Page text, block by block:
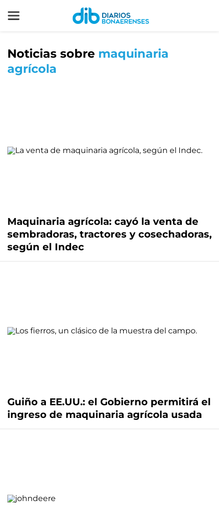
Noticias sobre maquinaria
agrícola
Maquinaria agrícola: cayó la venta de
sembradoras, tractores y cosechadoras,
según el Indec
Guiño a EE.UU.: el Gobierno permitirá el
ingreso de maquinaria agrícola usada